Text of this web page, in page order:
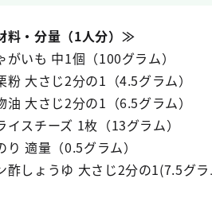
料・分量（1人分）≫
がいも 中1個（100グラム）
粉 大さじ2分の1（4.5グラム）
油 大さじ2分の1（6.5グラム）
イスチーズ 1枚（13グラム）
り 適量（0.5グラム）
酢しょうゆ 大さじ2分の1(7.5グ